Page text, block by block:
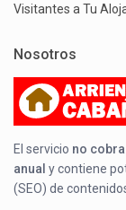
Visitantes a Tu
Nosotros
El servicio no
anual y contiene
(SEO) de